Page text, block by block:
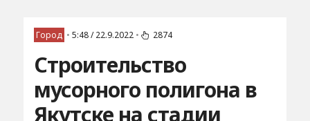
Город • 5:48 / 22.9.2022 • 2874
Строительство
мусорного полигона в
Якутске на стадии